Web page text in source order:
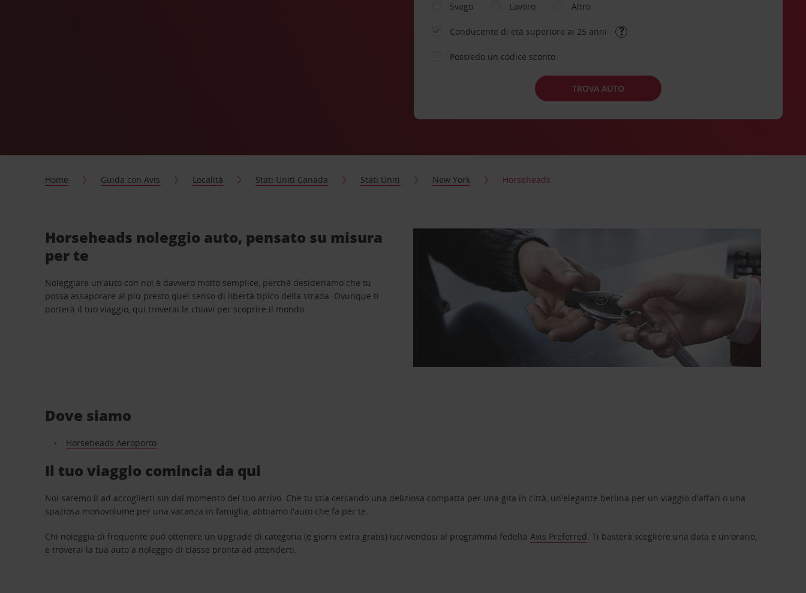
Svago
Lavoro Altro
Conducente di età superiore ai 25 anni
Possiedo un codice sconto
TROVA AUTO
Home Guida con Avis Località Stati Uniti Canada Stati Uniti New York Horseheads
Horseheads noleggio auto, pensato su misura
per te
Noleggiare un'auto con noi è davvero molto semplice, perché desideriamo che tu
possa assaporare al più presto quel senso di libertà tipico della strada. Ovunque ti
porterà il tuo viaggio, qui troverai le chiavi per scoprire il mondo.
Dove siamo
Horseheads Aeroporto
Il tuo viaggio comincia da qui
Noi saremo lì ad accoglierti sin dal momento del tuo arrivo. Che tu stia cercando una deliziosa compatta per una gita in città, un'elegante berlina per un viaggio d'affari o una
spaziosa monovolume per una vacanza in famiglia, abbiamo l'auto che fa per te.
Chi noleggia di frequente può ottenere un upgrade di categoria (e giorni extra gratis) iscrivendosi al programma fedeltàAvis Preferred. Ti basterà scegliere una data e un'orario,
e troverai la tua auto a noleggio di classe pronta ad attenderti.